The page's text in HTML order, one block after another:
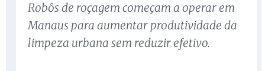
Robôs de roçagem começam a operar em
Manaus para aumentar produtividade da
limpeza urbana sem reduzir efetivo.